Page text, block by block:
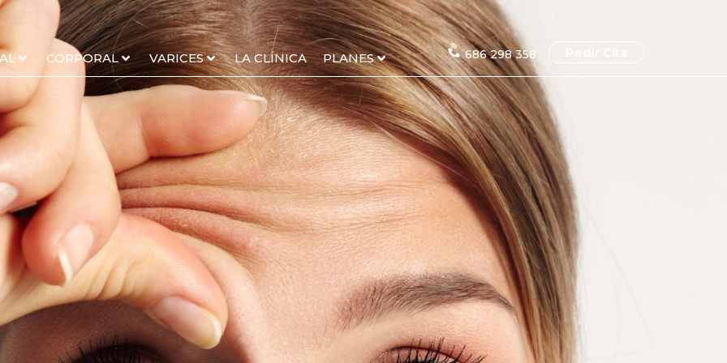
CORPORAL VARICES LA CLÍNICA PLANES 686 298 358